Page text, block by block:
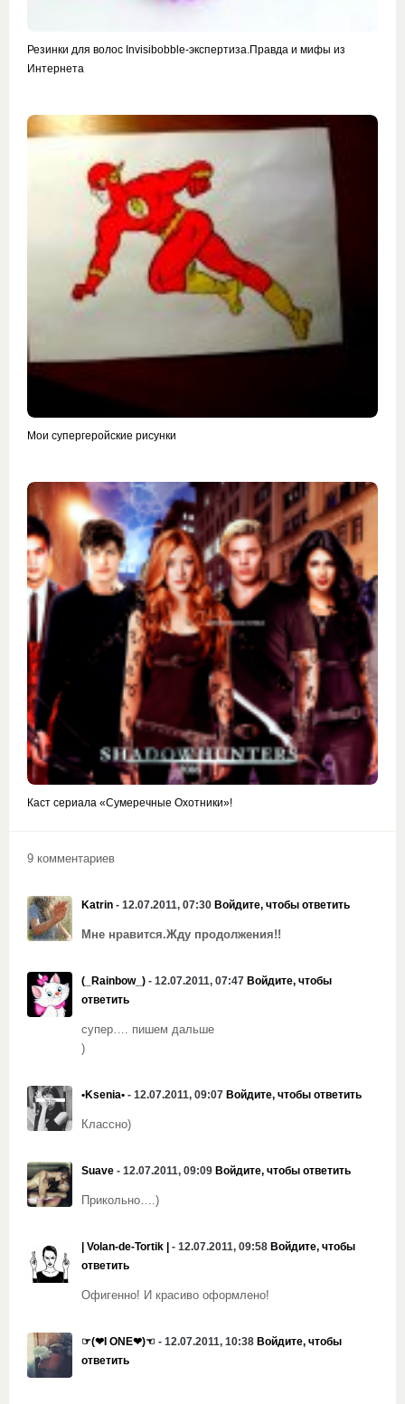
Резинки для волос Invisibobble-экспертиза.Правда и мифы из
Интернета
Мои супергеройские рисунки
Каст сериала «Сумеречные Охотники»!
9 комментариев
Katrin - 12.07.2011, 07:30 Войдите, чтобы ответить
Мне нравится.Жду продолжения!!
(_Rainbow_) - 12.07.2011, 07:47 Войдите, чтобы
ответить
супер…. пишем дальше
)
•Ksenia• - 12.07.2011, 09:07 Войдите, чтобы ответить
Классно)
Suave - 12.07.2011, 09:09 Войдите, чтобы ответить
Прикольно….)
| Volan-de-Tortik | - 12.07.2011, 09:58 Войдите, чтобы
ответить
Офигенно! И красиво оформлено!
☞(❤I ONE❤)☜ - 12.07.2011, 10:38 Войдите, чтобы
ответить